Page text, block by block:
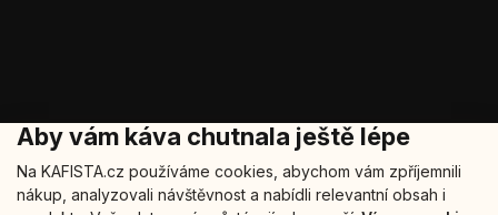
Aby vám káva chutnala ještě lépe
Na KAFISTA.cz používáme cookies, abychom vám zpříjemnili
nákup, analyzovali návštěvnost a nabídli relevantní obsah i
Copyright 2026Kafista. Všechna práva vyhrazena.